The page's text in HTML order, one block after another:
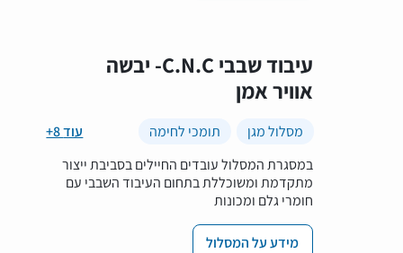
עיבוד שבבי C.N.C- יבשה
אוויר אמן
+8 עוד מסלול מגן
תומכי לחימה
במסגרת המסלול עובדים החיילים בסביבת ייצור
מתקדמת ומשוכללת בתחום העיבוד השבבי עם
חומרי גלם ומכונות
מידע על המסלול